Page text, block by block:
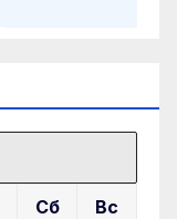
Сб Вс